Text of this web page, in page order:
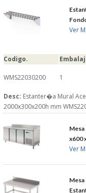
Ver
Codigo.
WMS22030200 1
Desc: Estanter�a Mural
2000x300x200h mm
x600
Ver